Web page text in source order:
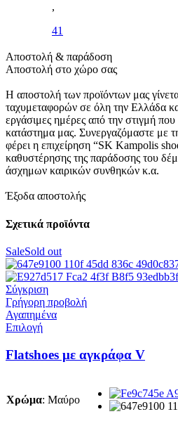
,
41
Αποστολή & παράδοση
Αποστολή στο χώρο σας
Η αποστολή των προϊόντων μας
ταχυμεταφορών σε όλη την Ελλάδα
εργάσιμες ημέρες από την στιγμή
κατάστημα μας. Συνεργαζόμαστε με
φέρει η επιχείρηση “SK Kampolis
καθυστέρησης της παράδοσης του
άσχημων καιρικών συνθηκών κ.α.
Έξοδα αποστολής
Σχετικά προϊόντα
SaleSold out
Σύγκριση
Γρήγορη προβολή
Αγαπημένα
ΕπιλογήΑυτό
προϊόν
έχει
Οι
Flatshoes με αγκράφα V
Χρώμα: Μαύρο